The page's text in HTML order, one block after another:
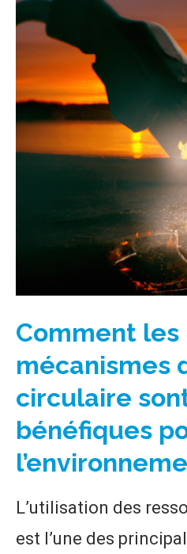
Comment les
mécanismes
circulaire
bénéfiques
L’utilisation des
est l’une des